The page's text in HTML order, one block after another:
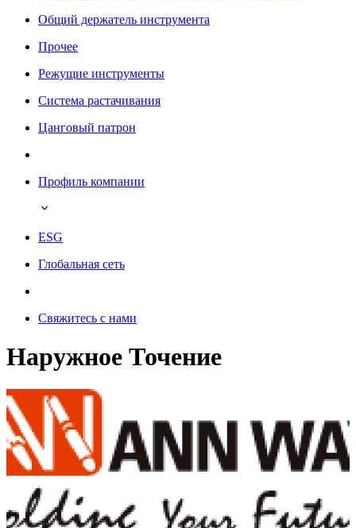
Общий держатель инструмента
Прочее
Режущие инструменты
Система растачивания
Цанговый патрон
Профиль компании
ESG
Глобальная сеть
Свяжитесь с нами
Наружное Точение